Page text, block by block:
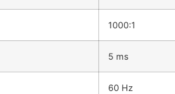
1000:1
5 ms
60 Hz